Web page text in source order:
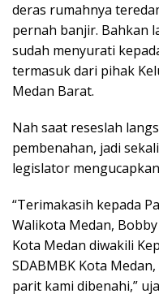
deras rumahnya
pernah banjir. Bahkan
sudah menyurati
termasuk dari pihak
Medan Barat.
Nah saat reseslah
pembenahan, jadi
legislator
“Terimakasih kepada
Walikota Medan,
Kota Medan diwakili
SDABMBK Kota
parit kami dibenahi,”